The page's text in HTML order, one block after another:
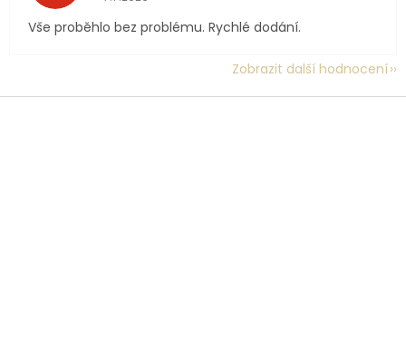
Vše proběhlo bez problému. Rychlé dodání.
Zobrazit další hodnocení